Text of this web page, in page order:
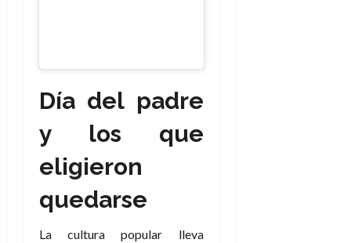
Día del padre
y los que
eligieron
quedarse
La cultura popular lleva